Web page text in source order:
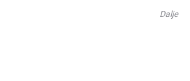
Dalje